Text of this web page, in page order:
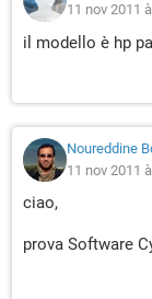
11 nov 2011
il modello è hp
Noureddine
11 nov 2011
ciao,
prova Software